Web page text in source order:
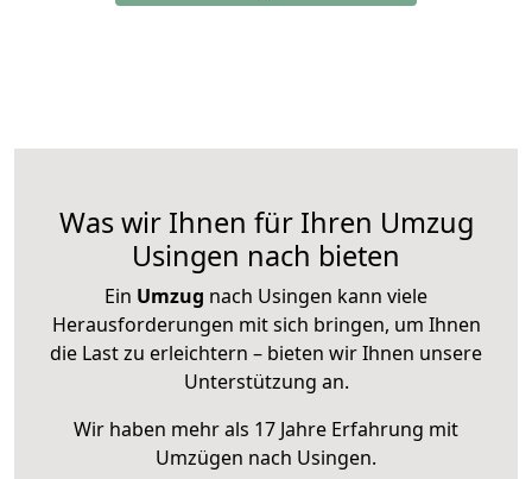
Was wir Ihnen für Ihren Umzug
Usingen nach bieten
Ein Umzug nach Usingen kann viele
Herausforderungen mit sich bringen, um Ihnen
die Last zu erleichtern – bieten wir Ihnen unsere
Unterstützung an.
Wir haben mehr als 17 Jahre Erfahrung mit
Umzügen nach Usingen.